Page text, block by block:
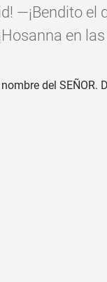
―¡Bendito el
en
del SEÑOR.